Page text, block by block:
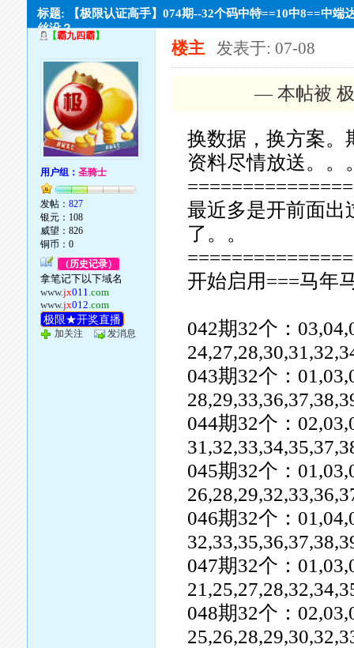
标题: 【极限认证高手】074期--32个码中特==10中8==中端
丝没？
【霸九四霸】
用户组：圣骑士
发帖：827
银元：108
威望：826
铜币：0
（历史记录）
拿笔记下以下域名
www.jx011.com
www.jx012.com
极限★开奖直播
加关注 发消息
楼主 发表于: 07-08
— 本帖被
换数据，换方案。
资料尽情放送。。
最近多是开前面出
了。。
开始启用===马年
042期32个：
043期32个：
044期32个：
045期32个：
046期32个：
047期32个：
048期32个：